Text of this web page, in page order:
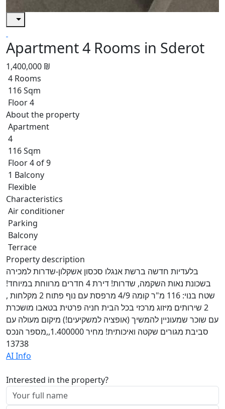
Apartment 4 Rooms in Sderot
1,400,000 ₪
4 Rooms
116 Sqm
Floor 4
About the property
Apartment
4
116 Sqm
Floor 4 of 9
1 Balcony
Flexible
Characteristics
Air conditioner
Parking
Balcony
Terrace
Property description
בלעדיות חדשה ברשת אנגלו סכסון אשקלון-שדרות למכירה
בשכונת נאות השקמה, שדרות! דירת 4 חדרים מרווחת במיוחד!
שטח בנוי: 116 מ"ר קומה 4/9 מרפסת עם נוף פתוח 2 מקלחות ,
2 שירותים מיזוג מרכזי בכל הבית חניה פרטית בטאבו מושכרת
עם שוכר שמעוניין להמשיך (אופציה למשקיעים!) מיקום מעולה עם
סביבת מגורים שקטה ואיכותית! מחיר 1.400000,,מספר הנכס
13738
AI Info
Interested in the property?